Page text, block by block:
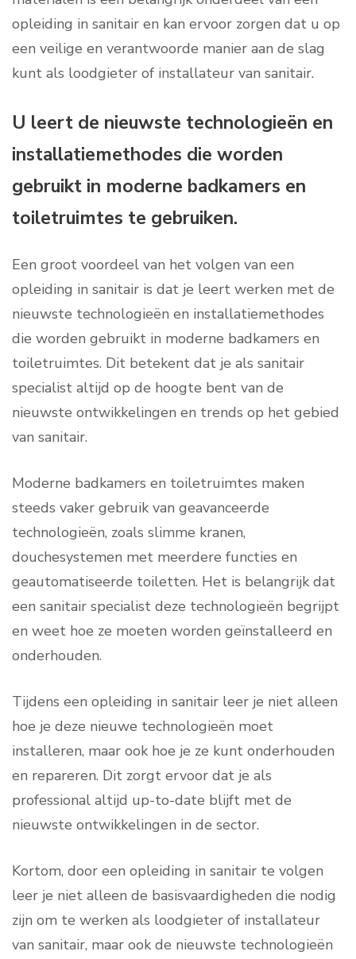
opleiding in sanitair en kan ervoor zorgen dat u op
een veilige en verantwoorde manier aan de slag
kunt als loodgieter of installateur van sanitair.
U leert de nieuwste technologieën en
installatiemethodes die worden
gebruikt in moderne badkamers en
toiletruimtes te gebruiken.
Een groot voordeel van het volgen van een
opleiding in sanitair is dat je leert werken met de
nieuwste technologieën en installatiemethodes
die worden gebruikt in moderne badkamers en
toiletruimtes. Dit betekent dat je als sanitair
specialist altijd op de hoogte bent van de
nieuwste ontwikkelingen en trends op het gebied
van sanitair.
Moderne badkamers en toiletruimtes maken
steeds vaker gebruik van geavanceerde
technologieën, zoals slimme kranen,
douchesystemen met meerdere functies en
geautomatiseerde toiletten. Het is belangrijk dat
een sanitair specialist deze technologieën begrijpt
en weet hoe ze moeten worden geïnstalleerd en
onderhouden.
Tijdens een opleiding in sanitair leer je niet alleen
hoe je deze nieuwe technologieën moet
installeren, maar ook hoe je ze kunt onderhouden
en repareren. Dit zorgt ervoor dat je als
professional altijd up-to-date blijft met de
nieuwste ontwikkelingen in de sector.
Kortom, door een opleiding in sanitair te volgen
leer je niet alleen de basisvaardigheden die nodig
zijn om te werken als loodgieter of installateur
van sanitair, maar ook de nieuwste technologieën